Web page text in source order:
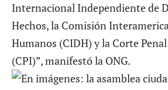
Internacional Independiente de
Hechos, la Comisión
Humanos (CIDH) y la Corte
(CPI)”, manifestó la ONG.